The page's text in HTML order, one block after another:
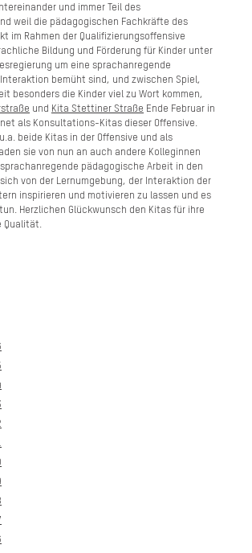
und immer Teil des
weil die pädagogischen Fachkräfte des
im Rahmen der Qualifizierungsoffensive
Bildung und Förderung für Kinder unter
um eine sprachanregende
bemüht sind, und zwischen Spiel,
besonders die Kinder viel zu Wort kommen,
und Kita Stettiner Straße Ende Februar in
als Konsultations-Kitas dieser Offensive.
beide Kitas in der Offensive und als
sie von nun an auch andere Kolleginnen
pädagogische Arbeit in den
von der Lernumgebung, der Interaktion der
inspirieren und motivieren zu lassen und es
Herzlichen Glückwunsch den Kitas für ihre
Qualität.